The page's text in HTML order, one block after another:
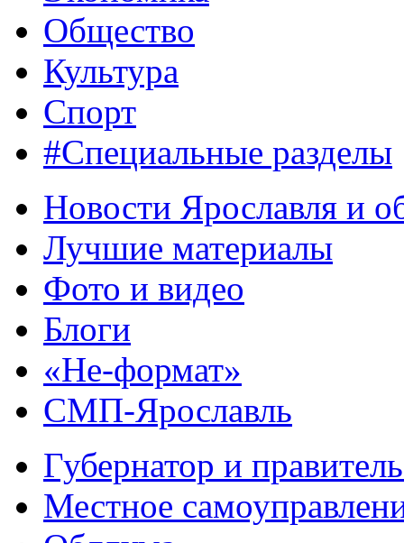
Общество
Культура
Спорт
#Специальные разделы
Новости Ярославля и
Лучшие материалы
Фото и видео
Блоги
«Не-формат»
СМП-Ярославль
Губернатор и
Местное